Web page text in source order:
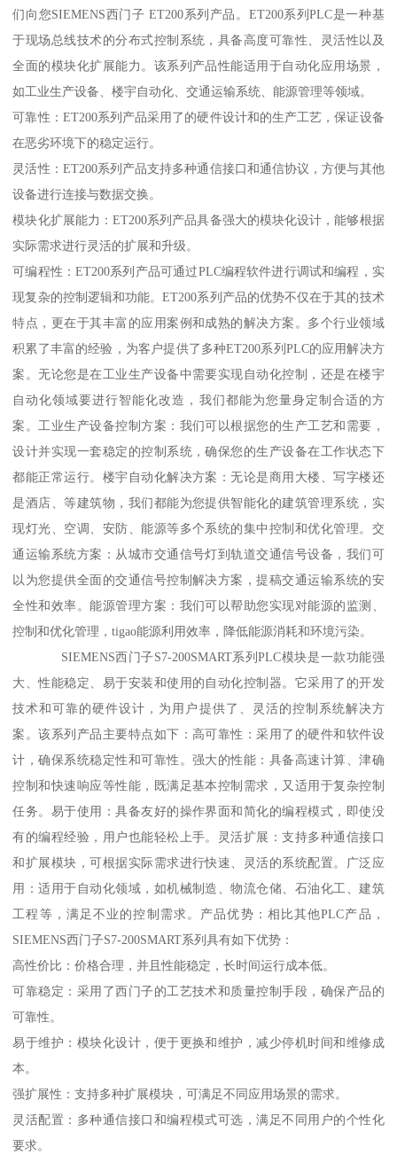
们向您SIEMENS西门子 ET200系列产品。ET200系列PLC是一种基
于现场总线技术的分布式控制系统，具备高度可靠性、灵活性以及
全面的模块化扩展能力。该系列产品性能适用于自动化应用场景，
如工业生产设备、楼宇自动化、交通运输系统、能源管理等领域。
可靠性：ET200系列产品采用了的硬件设计和的生产工艺，保证设备
在恶劣环境下的稳定运行。
灵活性：ET200系列产品支持多种通信接口和通信协议，方便与其他
设备进行连接与数据交换。
模块化扩展能力：ET200系列产品具备强大的模块化设计，能够根据
实际需求进行灵活的扩展和升级。
可编程性：ET200系列产品可通过PLC编程软件进行调试和编程，实
现复杂的控制逻辑和功能。ET200系列产品的优势不仅在于其的技术
特点，更在于其丰富的应用案例和成熟的解决方案。多个行业领域
积累了丰富的经验，为客户提供了多种ET200系列PLC的应用解决方
案。无论您是在工业生产设备中需要实现自动化控制，还是在楼宇
自动化领域要进行智能化改造，我们都能为您量身定制合适的方
案。工业生产设备控制方案：我们可以根据您的生产工艺和需要，
设计并实现一套稳定的控制系统，确保您的生产设备在工作状态下
都能正常运行。楼宇自动化解决方案：无论是商用大楼、写字楼还
是酒店、等建筑物，我们都能为您提供智能化的建筑管理系统，实
现灯光、空调、安防、能源等多个系统的集中控制和优化管理。交
通运输系统方案：从城市交通信号灯到轨道交通信号设备，我们可
以为您提供全面的交通信号控制解决方案，提稿交通运输系统的安
全性和效率。能源管理方案：我们可以帮助您实现对能源的监测、
控制和优化管理，tigao能源利用效率，降低能源消耗和环境污染。
SIEMENS西门子S7-200SMART系列PLC模块是一款功能强
大、性能稳定、易于安装和使用的自动化控制器。它采用了的开发
技术和可靠的硬件设计，为用户提供了、灵活的控制系统解决方
案。该系列产品主要特点如下：高可靠性：采用了的硬件和软件设
计，确保系统稳定性和可靠性。强大的性能：具备高速计算、津确
控制和快速响应等性能，既满足基本控制需求，又适用于复杂控制
任务。易于使用：具备友好的操作界面和简化的编程模式，即使没
有的编程经验，用户也能轻松上手。灵活扩展：支持多种通信接口
和扩展模块，可根据实际需求进行快速、灵活的系统配置。广泛应
用：适用于自动化领域，如机械制造、物流仓储、石油化工、建筑
工程等，满足不业的控制需求。产品优势：相比其他PLC产品，
SIEMENS西门子S7-200SMART系列具有如下优势：
高性价比：价格合理，并且性能稳定，长时间运行成本低。
可靠稳定：采用了西门子的工艺技术和质量控制手段，确保产品的
可靠性。
易于维护：模块化设计，便于更换和维护，减少停机时间和维修成
本。
强扩展性：支持多种扩展模块，可满足不同应用场景的需求。
灵活配置：多种通信接口和编程模式可选，满足不同用户的个性化
要求。